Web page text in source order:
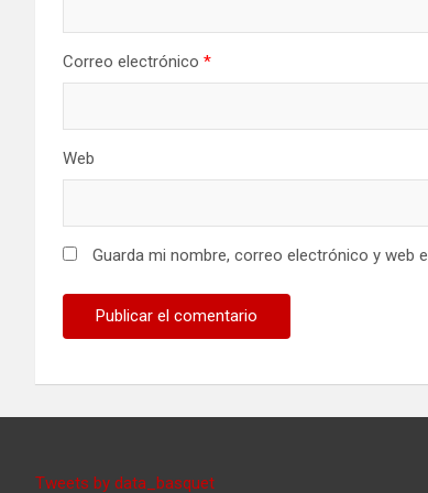
Correo electrónico *
Web
Guarda mi nombre, correo electrónico y web
Tweets by data_basquet